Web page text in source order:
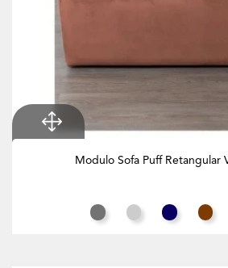
Modulo Sofa Puff Retangular
Cinza RatoCinza ClaroAzul Noite